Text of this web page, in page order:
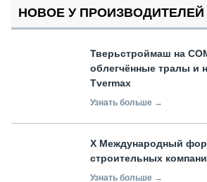
НОВОЕ У ПРОИЗВОДИТЕЛЕЙ
Тверьстроймаш на
облегчённые тралы и
Tvermax
Узнать больше →
X Международный
строительных
Узнать больше →